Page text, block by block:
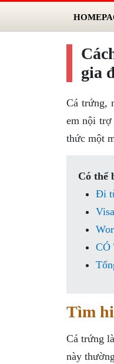
gia
Cá trứng,
em nội trợ
thức một
Có thể
Đi
CÓ
Tìm
Cá trứng
này